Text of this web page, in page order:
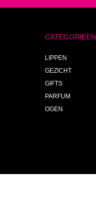
CATEGORIEEN
LIPPEN
GEZICHT
GIFTS
PARFUM
OGEN